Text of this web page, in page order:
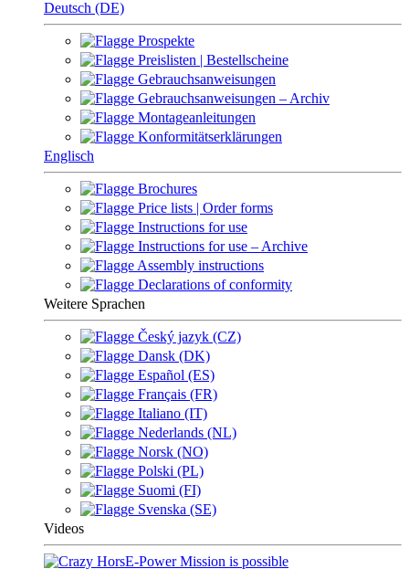
Deutsch (DE)
Prospekte
Preislisten | Bestellscheine
Gebrauchsanweisungen
Gebrauchsanweisungen – Archiv
Montageanleitungen
Konformitätserklärungen
Englisch
Brochures
Price lists | Order forms
Instructions for use
Instructions for use – Archive
Assembly instructions
Declarations of conformity
Weitere Sprachen
Český jazyk (CZ)
Dansk (DK)
Español (ES)
Français (FR)
Italiano (IT)
Nederlands (NL)
Norsk (NO)
Polski (PL)
Suomi (FI)
Svenska (SE)
Videos